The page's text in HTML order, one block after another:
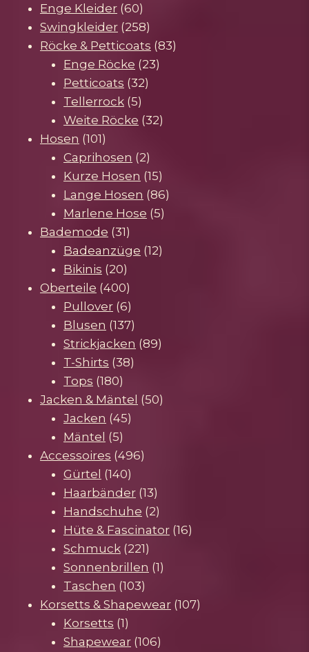
Enge Kleider 6060
Produkte
Swingkleider 258258
Produkte
Röcke & Petticoats 8383
Enge Röcke 2323
Petticoats 3232
Tellerrock 55
Produkte
Weite Röcke 3232
Hosen 101101
Produkte
Caprihosen 22
Produkte
Kurze Hosen 1515
Produkte
Lange Hosen 8686
Marlene Hose 55
Bademode 3131
Produkte
Badeanzüge 1212
Bikinis 2020
Produkte
Oberteile 400400
Produkte
Pullover 66
Produkte
Blusen 137137
Produkte
Strickjacken 8989
T-Shirts 3838
Tops 180180
Produkte
Jacken & Mäntel 5050
Jacken 4545
Mäntel 55
Produkte
Accessoires 496496
Gürtel 140140
Produkte
Haarbänder 1313
Produkte
Handschuhe 22
Produkte
Hüte & Fascinator 1616
Schmuck 221221
Produkte
Sonnenbrillen 11
Taschen 103103
Produkte
Korsetts & Shapewear 107107
Korsetts 11
Produkt
Shapewear 106106